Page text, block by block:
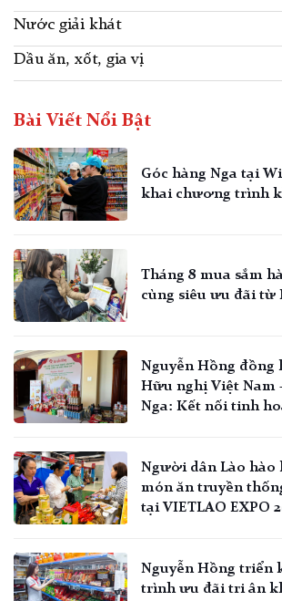
Nước giải khát
Dầu ăn, xốt, gia vị
Bài Viết Nổi Bật
Góc hàng Nga tại
khai chương trình
Tháng 8 mua sắm
cùng siêu ưu đãi từ
Nguyễn Hồng đồng
Hữu nghị Việt Nam
Nga: Kết nối tinh
Người dân Lào hào
món ăn truyền
tại VIETLAO EXPO
Nguyễn Hồng triển
trình ưu đãi tri ân